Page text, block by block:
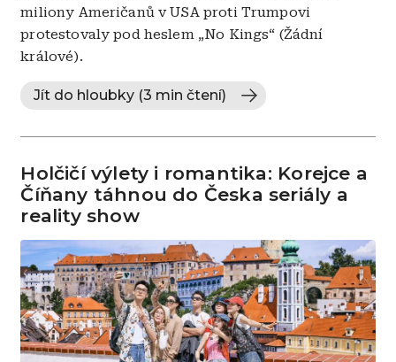
miliony Američanů v USA proti Trumpovi
protestovaly pod heslem „No Kings“ (Žádní
králové).
Jít do hloubky (3 min čtení)
Holčičí výlety i romantika: Korejce a
Číňany táhnou do Česka seriály a
reality show